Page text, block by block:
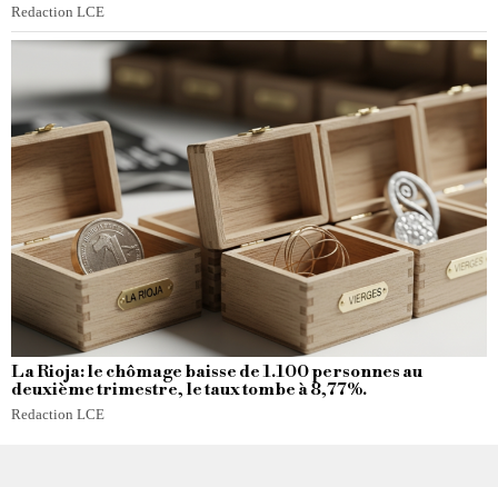
Redaction LCE
La Rioja: le chômage baisse de 1.100 personnes au
deuxième trimestre, le taux tombe à 8,77%.
Redaction LCE